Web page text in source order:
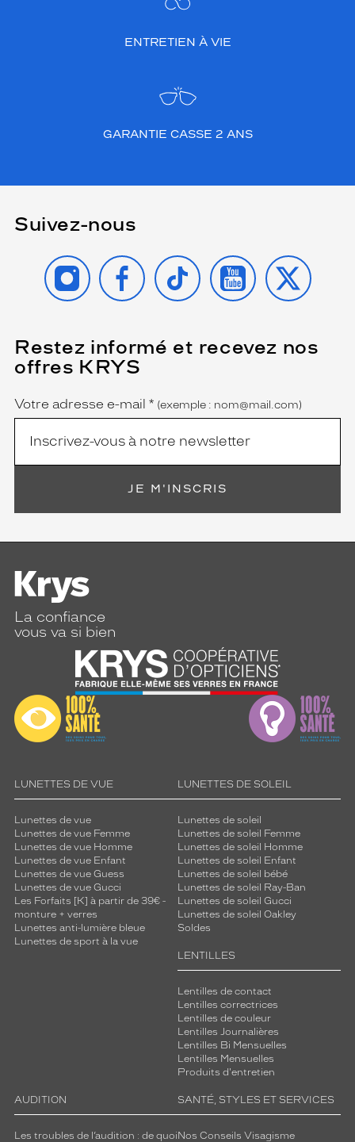
ENTRETIEN À VIE
GARANTIE CASSE 2 ANS
Suivez-nous
INSTAGRAMFACEBOOK
TIKTOK YOUTUBE
X
Restez informé et recevez nos
offres KRYS
Name
Votre adresse e-mail *
(Ce
champ
est
obligatoire)
(exemple : nom@mail.com)
JE M'INSCRIS
La confiance
vous va si bien
LUNETTES DE VUE
Lunettes de vue
Lunettes de vue Femme
Lunettes de vue Homme
Lunettes de vue Enfant
Lunettes de vue Guess
Lunettes de vue Gucci
Les Forfaits [K] à partir de 39€ -
monture + verres
Lunettes anti-lumière bleue
Lunettes de sport à la vue
LUNETTES DE SOLEIL
Lunettes de soleil
Lunettes de soleil Femme
Lunettes de soleil Homme
Lunettes de soleil Enfant
Lunettes de soleil bébé
Lunettes de soleil Ray-Ban
Lunettes de soleil Gucci
Lunettes de soleil Oakley
Soldes
LENTILLES
Lentilles de contact
Lentilles correctrices
Lentilles de couleur
Lentilles Journalières
Lentilles Bi Mensuelles
Lentilles Mensuelles
Produits d'entretien
AUDITION
Les troubles de l’audition : de quoi
SANTÉ, STYLES ET SERVICES
Nos Conseils Visagisme